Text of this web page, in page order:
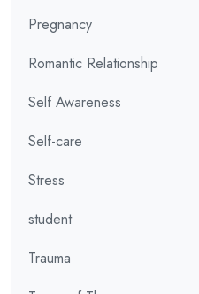
Pregnancy
Romantic Relationship
Self Awareness
Self-care
Stress
student
Trauma